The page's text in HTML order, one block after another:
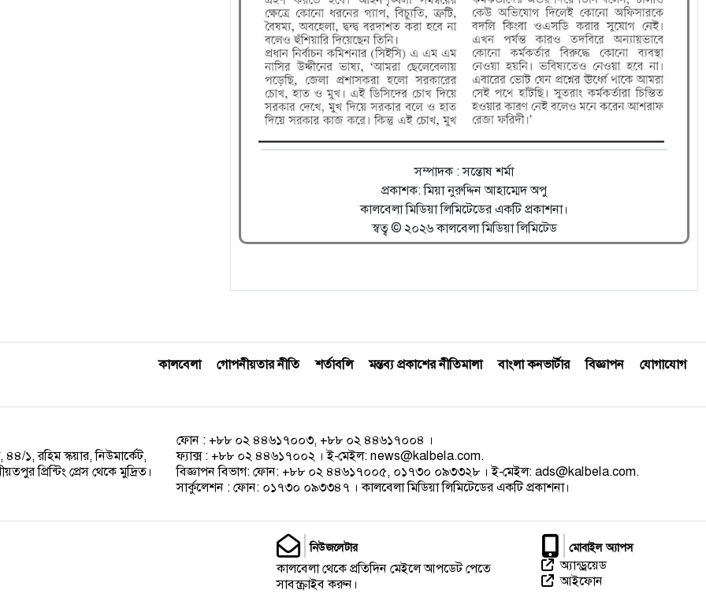
সম্পাদক : সন্তোষ শর্মা
প্রকাশক: মিয়া নুরুদ্দিন আহাম্মেদ অপু
কালবেলা মিডিয়া লিমিটেডের একটি প্রকাশনা।
স্বত্ব © ২০২৬ কালবেলা মিডিয়া লিমিটেড
কালবেলা গোপনীয়তার নীতি শর্তাবলি মন্তব্য প্রকাশের নীতিমালা বাংলা কনভার্টার বিজ্ঞাপন যোগাযোগ
৪৪/১, রহিম স্কয়ার, নিউমার্কেট,
প্রিন্টিং প্রেস থেকে মুদ্রিত।
ফোন : +৮৮ ০২ ৪৪৬১৭০০৩, +৮৮ ০২ ৪৪৬১৭০০৪ ।
ফ্যাক্স : +৮৮ ০২ ৪৪৬১৭০০২ । ই-মেইল:news@kalbela.com.
বিজ্ঞাপন বিভাগ: ফোন: +৮৮ ০২ ৪৪৬১৭০০৫, ০১৭৩০ ০৯৩৩২৮ । ই-মেইল:ads@kalbela.com.
সার্কুলেশন : ফোন: ০১৭৩০ ০৯৩৩৪৭ । কালবেলা মিডিয়া লিমিটেডের একটি প্রকাশনা।
নিউজলেটার
কালবেলা থেকে প্রতিদিন মেইলে আপডেট পেতে
সাবস্ক্রাইব করুন।
মোবাইল অ্যাপস
অ্যান্ড্রয়েড
আইফোন